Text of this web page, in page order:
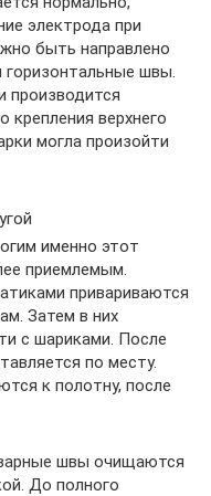
электрода при
быть направлено
горизонтальные швы.
производится
крепления верхнего
могла произойти
именно этот
приемлемым.
привариваются
Затем в них
с шариками. После
по месту.
к полотну, после
швы очищаются
До полного